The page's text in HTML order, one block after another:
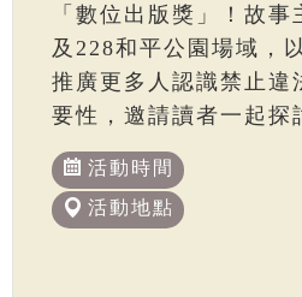
「數位出版獎」！故
及228和平公園場域，
推廣更多人認識禁止違
要性，邀請讀者一起探
活動時間
活動地點